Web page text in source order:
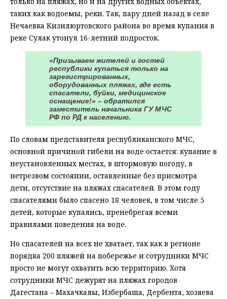
таких как водоемы, реки. Так, пару дней назад в селе
Нечаевка Кизилюртовского района во время купания в
реке Сулак утонул 16-летний подросток.
«Призываем жителей и гостей
республики купаться только на
зарегистрированных,
оборудованных пляжах, где есть
спасатели, буйки, медицинское
оснащение!» – обратился
заместитель начальника ГУ МЧС
РФ по РД к населению.
По словам представителя республиканского МЧС,
основной причиной гибели на воде остается: купание в
неустановленных местах, в штормовую погоду, в
нетрезвом состоянии, оставленные без присмотра
дети, отсутствие на пляжах спасателей. В этом году
спасателями было спасено 18 человек, в том числе 5
детей, которые купались, пренебрегая всеми
правилами поведения на воде.
Но спасателей на всех не хватает, так как в регионе
порядка 200 пляжей на побережье и сотрудники МЧС
просто не могут охватить всю территорию. Хотя
сотрудники МЧС дежурят на пляжах городов
Дагестана – Махачкалы, Избербаша, Дербента, хозяева